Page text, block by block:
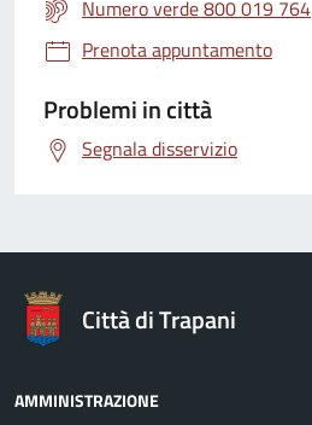
Numero verde 800 019 764
Prenota appuntamento
Problemi in città
Segnala disservizio
Città di Trapani
AMMINISTRAZIONE